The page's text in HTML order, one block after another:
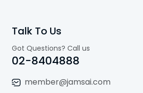
Talk To Us
Got Questions? Call us
02-8404888
member@jamsai.com